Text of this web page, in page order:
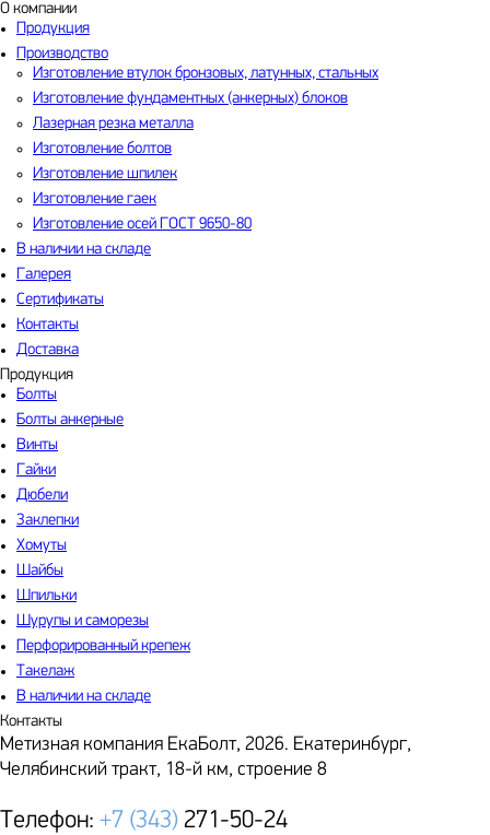
О компании
Продукция
Производство
Изготовление втулок бронзовых, латунных, стальных
Изготовление фундаментных (анкерных) блоков
Лазерная резка металла
Изготовление болтов
Изготовление шпилек
Изготовление гаек
Изготовление осей ГОСТ 9650-80
В наличии на складе
Галерея
Сертификаты
Контакты
Доставка
Продукция
Болты
Болты анкерные
Винты
Гайки
Дюбели
Заклепки
Хомуты
Шайбы
Шпильки
Шурупы и саморезы
Перфорированный крепеж
Такелаж
В наличии на складе
Контакты
Метизная компания ЕкаБолт, 2026. Екатеринбург,
Челябинский тракт, 18-й км, строение 8
Телефон: +7 (343) 271-50-24